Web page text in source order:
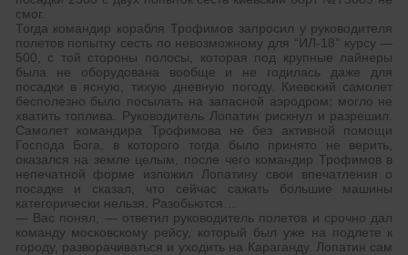
смог.
Тогда командир корабля Трофимов запросил у руководителя
полетов попытку сесть по невозможному для “ИЛ-18” курсу —
500, с той стороны полосы, которая под крупные лайнеры
была не оборудована вообще и не годилась даже для
посадки в ясную, тихую дневную погоду. Киевский самолет
бесполезно было посылать на запасной аэродром: могло не
хватить топлива. Руководитель Лопатин рискнул и разрешил.
Самолет командира Трофимова не без активной помощи
Господа Бога, в которого тогда было принято не верить,
оказался на земле целым, после чего командир Трофимов в
непечатной форме изложил Лопатину свои впечатления о
посадке и сказал, что сейчас сажать большие машины
категорически нельзя. Разобьются…
— Вас понял, — ответил руководитель полетов и срочно дал
команду московскому рейсу, который был уже на подлете к
городу, разворачиваться и уходить на Караганду. Лопатин сам